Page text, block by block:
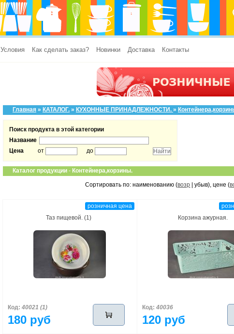
Условия Как сделать заказ? Новинки Доставка Контакты
Главная » КАТАЛОГ. » КУХОННЫЕ ПРИНАДЛЕЖНОСТИ. »
Поиск продукта в этой категории
Название
Цена
от до
Каталог продукции - Контейнера,корзины.
Сортировать по: наименованию (возр | убыв), цене (
розничная цена
Таз пищевой. (1)
Код: 40021 (1)
180 руб
Корзина ажурная.
Код: 40036
120 руб